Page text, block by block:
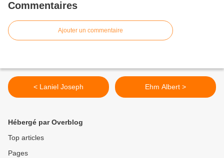
Commentaires
Ajouter un commentaire
< Laniel Joseph Ehm Albert >
Hébergé par Overblog
Top articles
Pages